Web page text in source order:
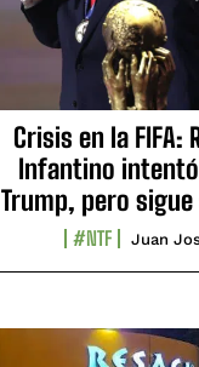
Crisis en la FIFA:
Infantino
Trump, pero
#NTF Juan